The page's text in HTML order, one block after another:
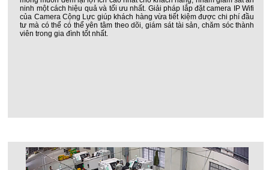
ninh một cách hiệu quả và tối ưu nhất. Giải pháp lắp đặt camera IP Wifi
của Camera Cộng Lực giúp khách hàng vừa tiết kiệm được chi phí đầu
tư mà có thể có thể yên tâm theo dõi, giám sát tài sản, chăm sóc thành
viên trong gia đình tốt nhất.